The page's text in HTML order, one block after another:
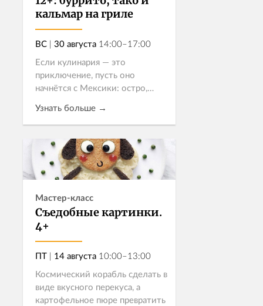
кальмар на гриле
ВС | 30 августа 14:00–17:00
Если кулинария — это
приключение, пусть оно
начнётся с Мексики: остро,
Приглашаем подростков в
гастрономическое приключение
в дружной компании
сверстников!
Узнать больше →
Записаться
Мастер-класс
Съедобные картинки.
4+
ПТ | 14 августа 10:00–13:00
Космический корабль сделать в
виде вкусного перекуса, а
картофельное пюре превратить